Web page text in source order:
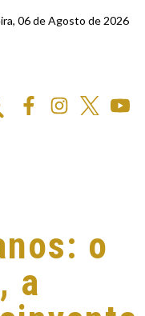
06 de Agosto de 2026
o
a